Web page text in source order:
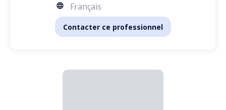
Français
Contacter ce professionnel